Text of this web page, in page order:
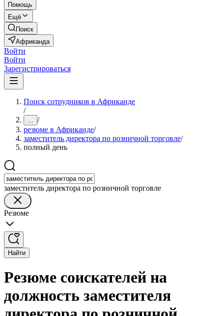
Помощь
Ещё
Поиск
Африканда
Войти
Войти
Зарегистрироваться
Поиск сотрудников в Африканде
/
... /
резюме в Африканде/
заместитель директора по розничной торговле/
полный день
заместитель директора по розничной торговле
Резюме
Найти
Резюме соискателей на
должность заместителя